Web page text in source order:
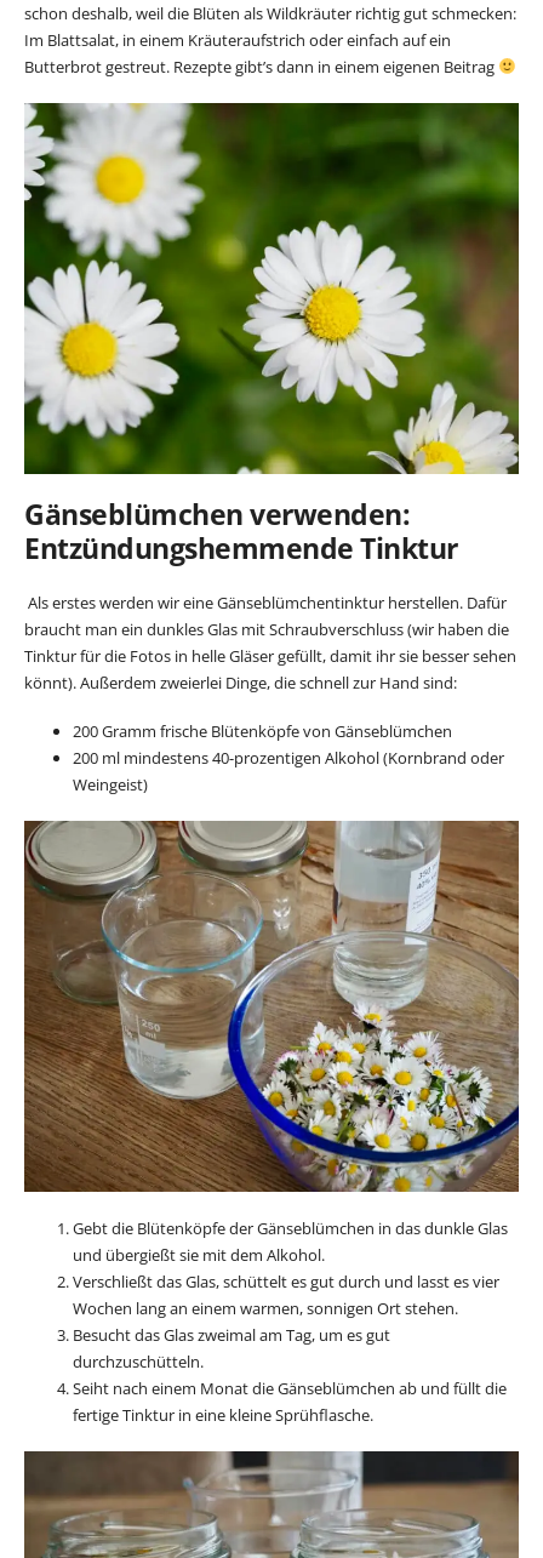
schon deshalb, weil die Blüten als Wildkräuter richtig gut schmecken:
Im Blattsalat, in einem Kräuteraufstrich oder einfach auf ein
Butterbrot gestreut. Rezepte gibt’s dann in einem eigenen Beitrag
Gänseblümchen verwenden:
Entzündungshemmende Tinktur
Als erstes werden wir eine Gänseblümchentinktur herstellen. Dafür
braucht man ein dunkles Glas mit Schraubverschluss (wir haben die
Tinktur für die Fotos in helle Gläser gefüllt, damit ihr sie besser sehen
könnt). Außerdem zweierlei Dinge, die schnell zur Hand sind:
200 Gramm frische Blütenköpfe von Gänseblümchen
200 ml mindestens 40-prozentigen Alkohol (Kornbrand oder
Weingeist)
Gebt die Blütenköpfe der Gänseblümchen in das dunkle Glas
und übergießt sie mit dem Alkohol.
Verschließt das Glas, schüttelt es gut durch und lasst es vier
Wochen lang an einem warmen, sonnigen Ort stehen.
Besucht das Glas zweimal am Tag, um es gut
durchzuschütteln.
Seiht nach einem Monat die Gänseblümchen ab und füllt die
fertige Tinktur in eine kleine Sprühflasche.